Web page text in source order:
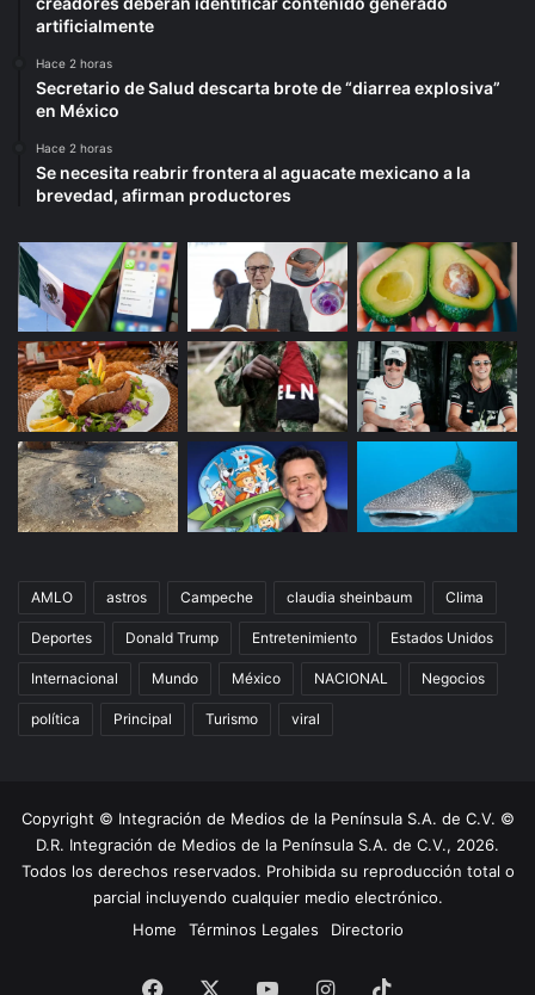
artificialmente
Hace 2 horas
Secretario de Salud descarta brote de “diarrea explosiva”
en México
Hace 2 horas
Se necesita reabrir frontera al aguacate mexicano a la
brevedad, afirman productores
AMLO astros Campeche claudia sheinbaum Clima
Deportes Donald Trump Entretenimiento Estados Unidos
Internacional Mundo México NACIONAL Negocios
política Principal Turismo viral
Copyright © Integración de Medios de la Península S.A. de C.V. ©
D.R. Integración de Medios de la Península S.A. de C.V., 2026.
Todos los derechos reservados. Prohibida su reproducción total o
parcial incluyendo cualquier medio electrónico.
Home
Términos Legales Directorio
Facebook YouTubeInstagram